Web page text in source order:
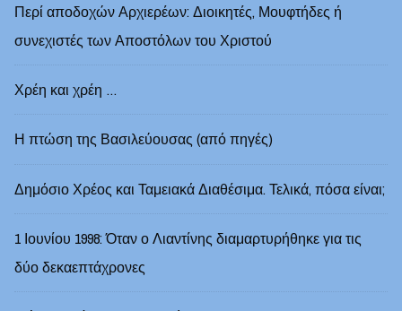
Περί αποδοχών Αρχιερέων: Διοικητές, Μουφτήδες ή
συνεχιστές των Αποστόλων του Χριστού
Χρέη και χρέη …
Η πτώση της Βασιλεύουσας (από πηγές)
Δημόσιο Χρέος και Ταμειακά Διαθέσιμα. Τελικά, πόσα είναι;
1 Ιουνίου 1998: Όταν ο Λιαντίνης διαμαρτυρήθηκε για τις
δύο δεκαεπτάχρονες